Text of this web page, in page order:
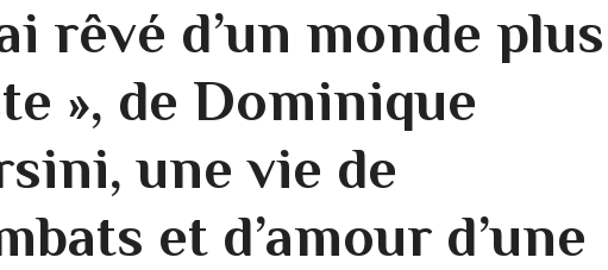
rêvé d’un monde plus
», de Dominique
une vie de
et d’amour d’une